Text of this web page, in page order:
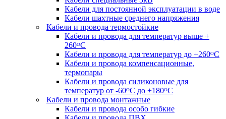
Кабели для постоянной эксплуатации в воде
Кабели шахтные среднего напряжения
Кабели и провода термостойкие
Кабели и провода для температур выше +
260ᴼС
Кабели и провода для температур до +260ᴼС
Кабели и провода компенсационные,
термопары
Кабели и провода силиконовые для
температур от -60ᴼC до +180ᴼС
Кабели и провода монтажные
Кабели и провода особо гибкие